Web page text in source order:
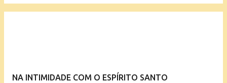
NA INTIMIDADE COM O ESPÍRITO SANTO